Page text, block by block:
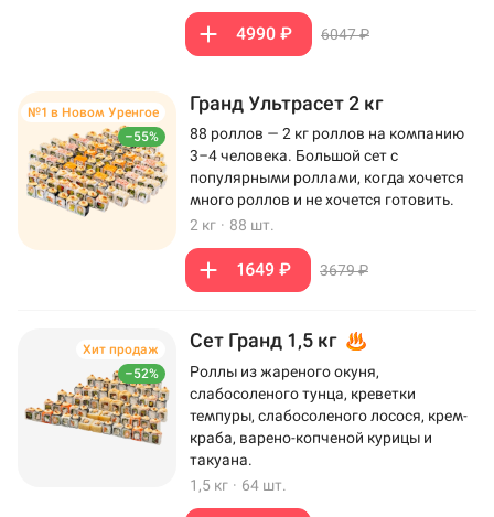
4990 ₽ 6047 ₽
–55%
№1 в Новом Уренгое Гранд Ультрасет 2 кг
88 роллов — 2 кг роллов на компанию
3–4 человека. Большой сет с
популярными роллами, когда хочется
много роллов и не хочется готовить.
2 кг · 88 шт.
1649 ₽ 3679 ₽
–52%
Хит продаж Сет Гранд 1,5 кг
Роллы из жареного окуня,
слабосоленого тунца, креветки
темпуры, слабосоленого лосося, крем-
краба, варено-копченой курицы и
такуана.
1,5 кг · 64 шт.